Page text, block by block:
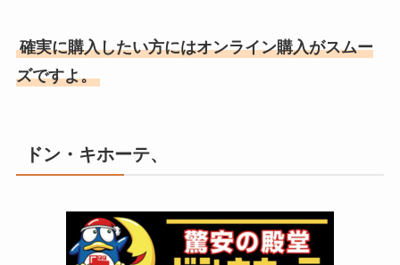
確実に購入したい方にはオンライン購入がスムー
ズですよ。
ドン・キホーテ、